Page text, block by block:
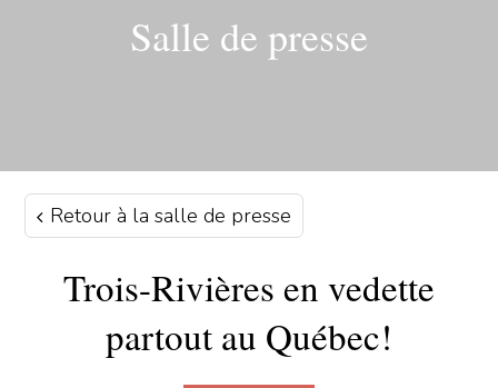
Salle de presse
Retour à la salle de presse
Trois-Rivières en vedette
partout au Québec!